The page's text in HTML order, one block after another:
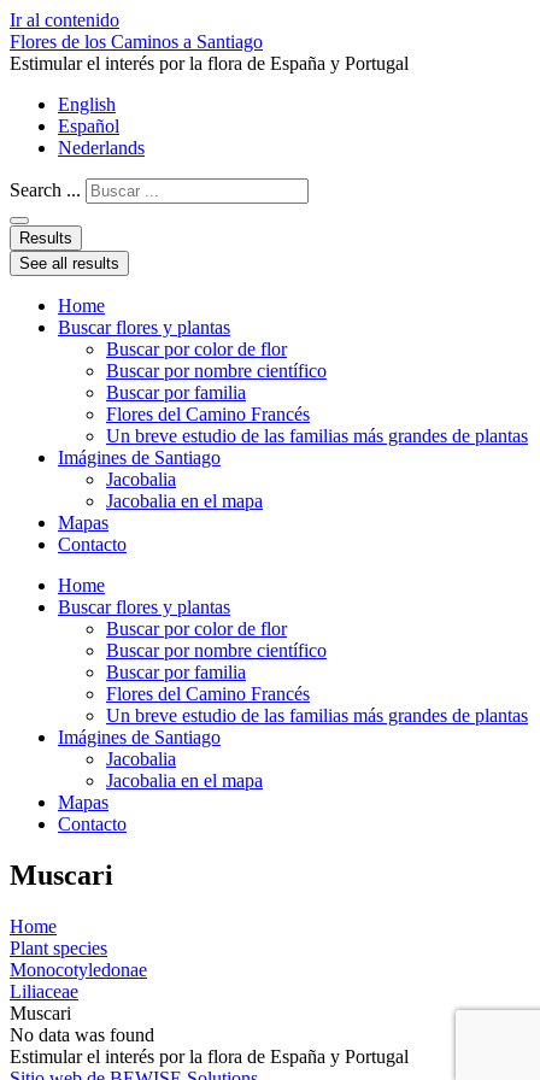
Ir al contenido
Flores de los Caminos a Santiago
Estimular el interés por la flora de España y Portugal
English
Español
Nederlands
Search ...
Results
See all results
Home
Buscar flores y plantas
Buscar por color de flor
Buscar por nombre científico
Buscar por familia
Flores del Camino Francés
Un breve estudio de las familias más grandes de plantas
Imágines de Santiago
Jacobalia
Jacobalia en el mapa
Mapas
Contacto
Home
Buscar flores y plantas
Buscar por color de flor
Buscar por nombre científico
Buscar por familia
Flores del Camino Francés
Un breve estudio de las familias más grandes de plantas
Imágines de Santiago
Jacobalia
Jacobalia en el mapa
Mapas
Contacto
Muscari
Home
Plant species
Monocotyledonae
Liliaceae
Muscari
No data was found
Estimular el interés por la flora de España y Portugal